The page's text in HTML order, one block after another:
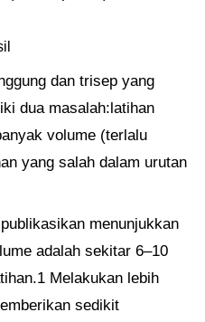
dan trisep yang
dua masalah:latihan
volume (terlalu
yang salah dalam urutan
menunjukkan
adalah sekitar 6–10
Melakukan lebih
sedikit